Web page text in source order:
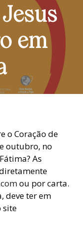
em
o Coração de
outubro, no
As
ou por carta.
deve ter em
site